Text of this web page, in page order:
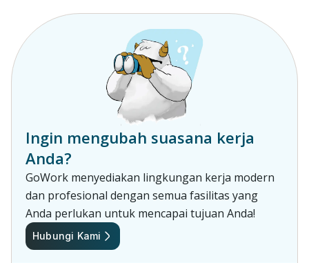
Ingin mengubah suasana kerja
Anda?
GoWork menyediakan lingkungan kerja modern
dan profesional dengan semua fasilitas yang
Anda perlukan untuk mencapai tujuan Anda!
Hubungi Kami